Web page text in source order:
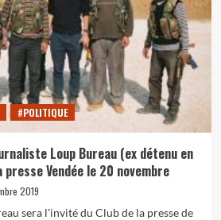
#POLITIQUE
Loup Bureau (ex détenu en
presse Vendée le 20 novembre
2019
sera l'invité du Club de la presse de